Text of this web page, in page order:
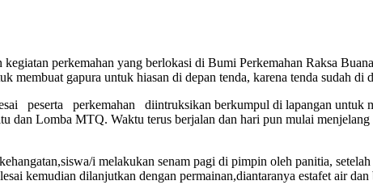
perkemahan yang berlokasi di Bumi Perkemahan Raksa
membuat gapura untuk hiasan di depan tenda, karena tenda
peserta perkemahan diintruksikan berkumpul di lapangan untuk
Lomba MTQ. Waktu terus berjalan dan hari pun mulai
i melakukan senam pagi di pimpin oleh panitia,
kemudian dilanjutkan dengan permainan,diantaranya estafet air